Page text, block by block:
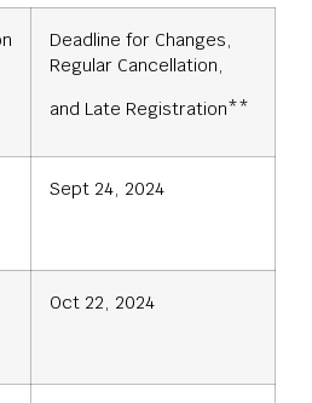
Deadline for Changes,
Regular Cancellation,
and Late Registration**
Sept 24, 2024
Oct 22, 2024